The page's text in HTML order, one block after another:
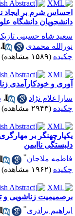
شرم بر ایجاد
دانشگاه
شاه حسینی تازیک
محمدی
،
(۱۵۸۹ مشاهده) |
و خودکارآمدی
غلام نژاد
،
(۲۹۴۳ مشاهده) |
بر مهارگری
ناایمن
ملاجان * ،
(۱۹۶۲ مشاهده) |
زناشویی و
برادری
،